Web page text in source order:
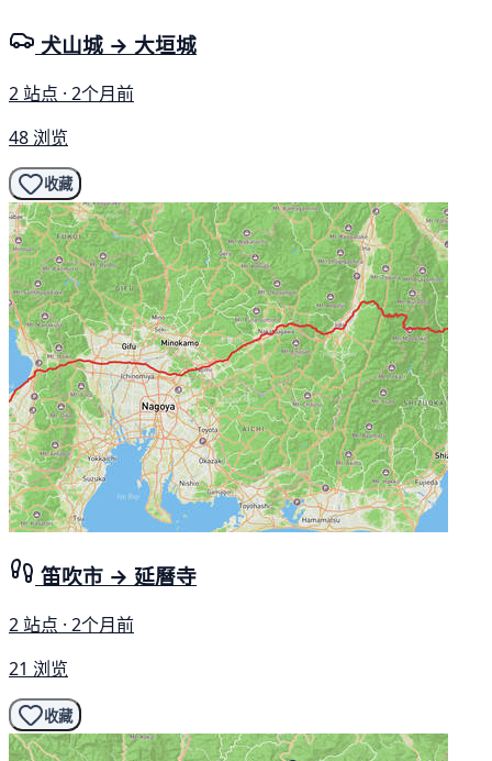
犬山城 → 大垣城
2 站点 · 2个月前
48 浏览
收藏
笛吹市 → 延曆寺
2 站点 · 2个月前
21 浏览
收藏